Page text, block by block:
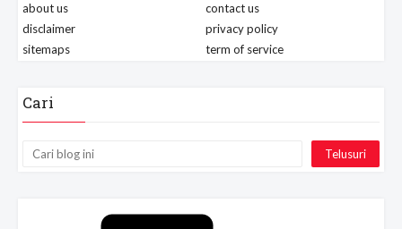
about us
contact us
disclaimer
privacy policy
sitemaps
term of service
Cari